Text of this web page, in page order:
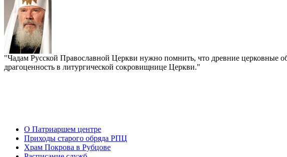
"Чадам Русской Православной Церкви нужно помнить, что древние церковные
драгоценность в литургической сокровищнице Церкви."
О Патриаршем центре
Приходы старого обряда РПЦ
Храм Покрова в Рубцове